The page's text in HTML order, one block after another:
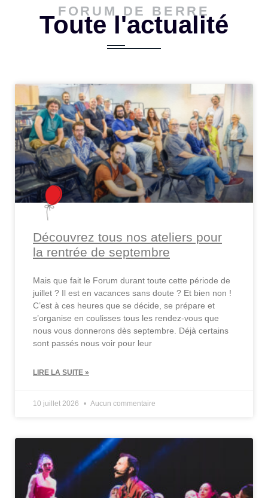
FORUM DE BERRE
Toute l'actualité
Découvrez tous nos ateliers pour
la rentrée de septembre
Mais que fait le Forum durant toute cette période de
juillet ? Il est en vacances sans doute ? Et bien non !
C’est à ces heures que se décide, se prépare et
s’organise en coulisses tous les rendez-vous que
nous vous donnerons dès septembre. Déjà certains
sont passés nous voir pour leur
LIRE LA SUITE »
10 juillet 2026 Aucun commentaire